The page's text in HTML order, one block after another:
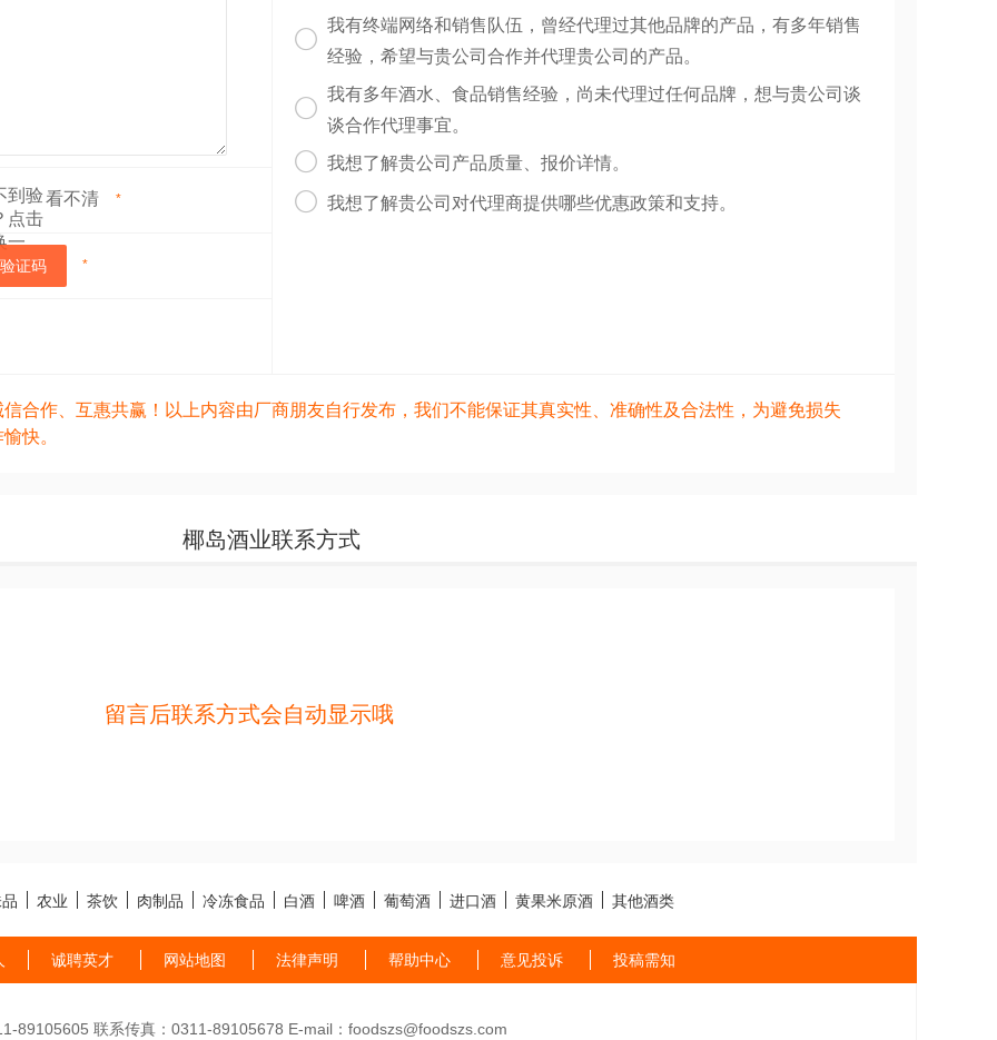
看不清 *
证码 *

我有终端网络和销售队伍，曾经代理过其他品牌的产品，有多年销售
经验，希望与贵公司合作并代理贵公司的产品。

我有多年酒水、食品销售经验，尚未代理过任何品牌，想与贵公司谈
谈合作代理事宜。
 我想了解贵公司产品质量、报价详情。
 我想了解贵公司对代理商提供哪些优惠政策和支持。
合作、互惠共赢！以上内容由厂商朋友自行发布，我们不能保证其真实性、准确性及合法性，为避免损失
快。
椰岛酒业联系方式
留言后联系方式会自动显示哦
农业 茶饮 肉制品 冷冻食品 白酒 啤酒 葡萄酒 进口酒 黄果米原酒 其他酒类
诚聘英才 网站地图 法律声明 帮助中心 意见投诉 投稿需知
89105605 联系传真：0311-89105678 E-mail：foodszs@foodszs.com